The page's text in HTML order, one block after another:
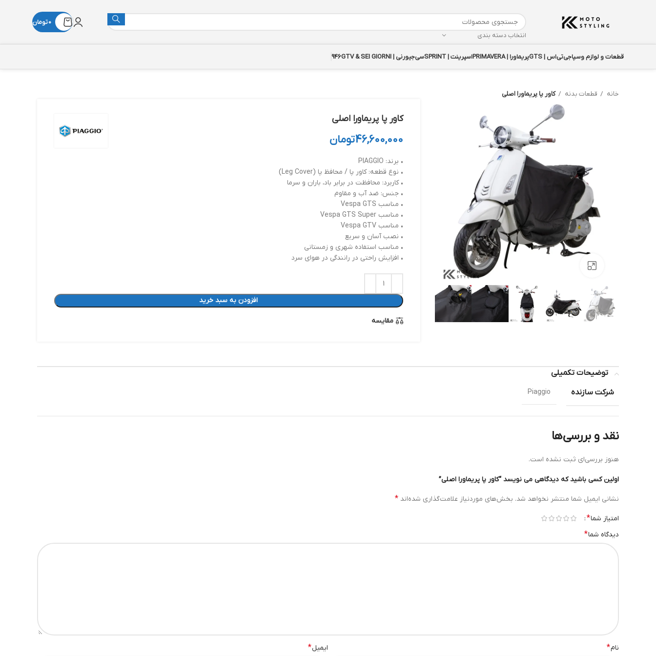
انتخاب دسته بندی
0تومان
قطعات و لوازم وسپاجی‌تی‌اس | GTS پریماورا | PRIMAVERA اسپرینت | SPRINT سی‌جیورنی | GTV & SEI GIORNI 946
خانه قطعات بدنه کاور پا پریماورا اصلی
کاور پا پریماورا اصلی
46,600,000تومان
• برند: PIAGGIO
• نوع قطعه: کاور پا / محافظ پا (Leg Cover)
• کاربرد: محافظت در برابر باد، باران و سرما
• جنس: ضد آب و مقاوم
• مناسب Vespa GTS
• مناسب Vespa GTS Super
• مناسب Vespa GTV
• نصب آسان و سریع
• مناسب استفاده شهری و زمستانی
• افزایش راحتی در رانندگی در هوای سرد
افزودن به سبد خرید
مقایسه
توضیحات تکمیلی
شرکت سازنده
Piaggio
نقد و بررسی‌ها
هنوز بررسی‌ای ثبت نشده است.
اولین کسی باشید که دیدگاهی می نویسد “کاور پا پریماورا اصلی”
نشانی ایمیل شما منتشر نخواهد شد. بخش‌های موردنیاز علامت‌گذاری شده‌اند *
امتیاز شما*
دیدگاه شما*
نام* ایمیل*